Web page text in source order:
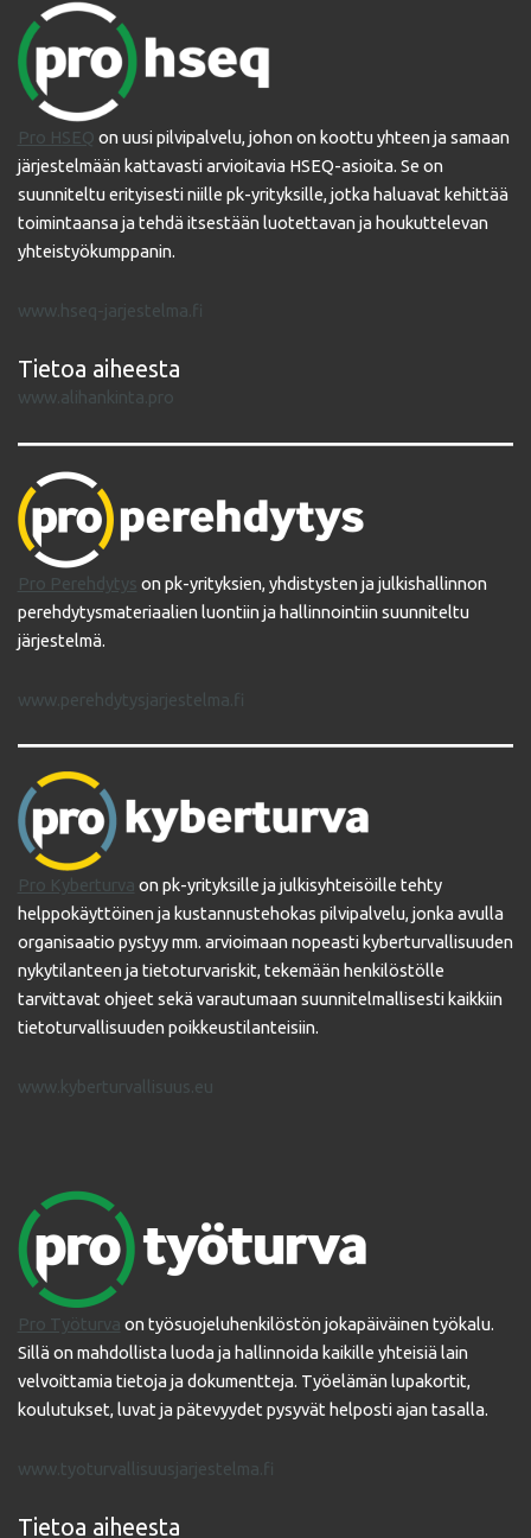
Pro HSEQ on uusi pilvipalvelu, johon on koottu yhteen ja samaan
järjestelmään kattavasti arvioitavia HSEQ-asioita. Se on
suunniteltu erityisesti niille pk-yrityksille, jotka haluavat kehittää
toimintaansa ja tehdä itsestään luotettavan ja houkuttelevan
yhteistyökumppanin.
www.hseq-jarjestelma.fi
Tietoa aiheesta
www.alihankinta.pro
Pro Perehdytys on pk-yrityksien, yhdistysten ja julkishallinnon
perehdytysmateriaalien luontiin ja hallinnointiin suunniteltu
järjestelmä.
www.perehdytysjarjestelma.fi
Pro Kyberturva on pk-yrityksille ja julkisyhteisöille tehty
helppokäyttöinen ja kustannustehokas pilvipalvelu, jonka avulla
organisaatio pystyy mm. arvioimaan nopeasti kyberturvallisuuden
nykytilanteen ja tietoturvariskit, tekemään henkilöstölle
tarvittavat ohjeet sekä varautumaan suunnitelmallisesti kaikkiin
tietoturvallisuuden poikkeustilanteisiin.
www.kyberturvallisuus.eu
Pro Työturva on työsuojeluhenkilöstön jokapäiväinen työkalu.
Sillä on mahdollista luoda ja hallinnoida kaikille yhteisiä lain
velvoittamia tietoja ja dokumentteja. Työelämän lupakortit,
koulutukset, luvat ja pätevyydet pysyvät helposti ajan tasalla.
www.tyoturvallisuusjarjestelma.fi
Tietoa aiheesta